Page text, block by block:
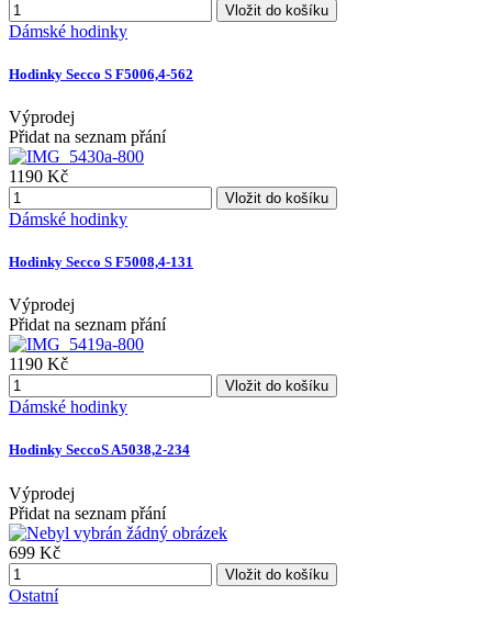
Vložit do košíku
Dámské hodinky
Hodinky Secco S F5006,4-562
Výprodej
Přidat na seznam přání
1190 Kč
Vložit do košíku
Dámské hodinky
Hodinky Secco S F5008,4-131
Výprodej
Přidat na seznam přání
1190 Kč
Vložit do košíku
Dámské hodinky
Hodinky SeccoS A5038,2-234
Výprodej
Přidat na seznam přání
699 Kč
Vložit do košíku
Ostatní